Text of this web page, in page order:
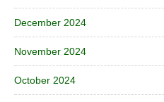
December 2024
November 2024
October 2024